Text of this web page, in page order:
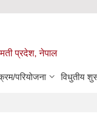
प्रदेश, नेपाल
परियोजना विधुतीय